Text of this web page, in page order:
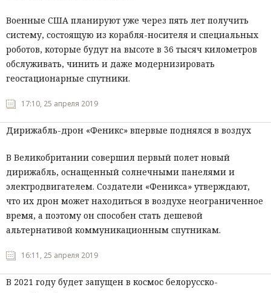
Военные США планируют уже через пять лет получить
систему, состоящую из корабля-носителя и специальных
роботов, которые будут на высоте в 36 тысяч километров
обслуживать, чинить и даже модернизировать
геостационарные спутники.
17:10, 25 апреля 2019
Дирижабль-дрон «Феникс» впервые поднялся в воздух
В Великобритании совершил первый полет новый
дирижабль, оснащенный солнечными панелями и
электродвигателем. Создатели «Феникса» утверждают,
что их дрон может находиться в воздухе неограниченное
время, а поэтому он способен стать дешевой
альтернативой коммуникационным спутникам.
16:11, 25 апреля 2019
В 2021 году будет запущен в космос белорусско-